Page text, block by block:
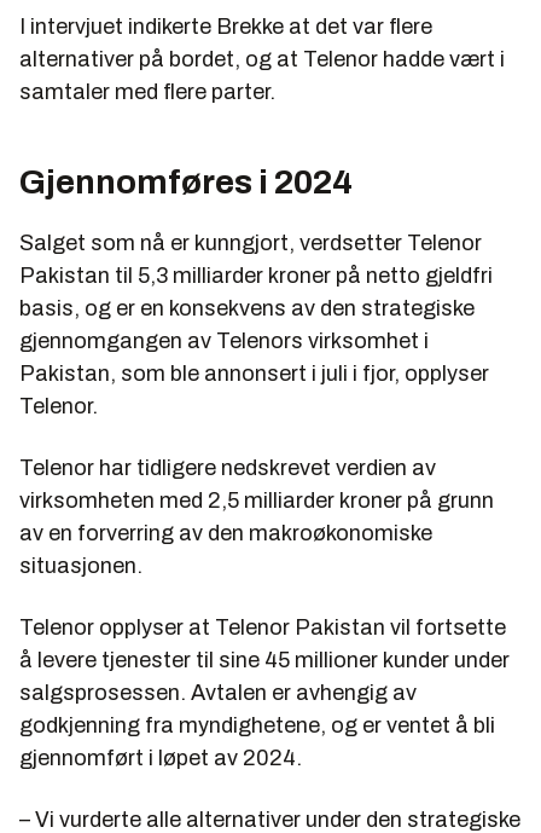
I intervjuet indikerte Brekke at det var flere
alternativer på bordet, og at Telenor hadde vært i
samtaler med flere parter.
Gjennomføres i 2024
Salget som nå er kunngjort, verdsetter Telenor
Pakistan til 5,3 milliarder kroner på netto gjeldfri
basis, og er en konsekvens av den strategiske
gjennomgangen av Telenors virksomhet i
Pakistan, som ble annonsert i juli i fjor, opplyser
Telenor.
Telenor har tidligere nedskrevet verdien av
virksomheten med 2,5 milliarder kroner på grunn
av en forverring av den makroøkonomiske
situasjonen.
Telenor opplyser at Telenor Pakistan vil fortsette
å levere tjenester til sine 45 millioner kunder under
salgsprosessen. Avtalen er avhengig av
godkjenning fra myndighetene, og er ventet å bli
gjennomført i løpet av 2024.
– Vi vurderte alle alternativer under den strategiske